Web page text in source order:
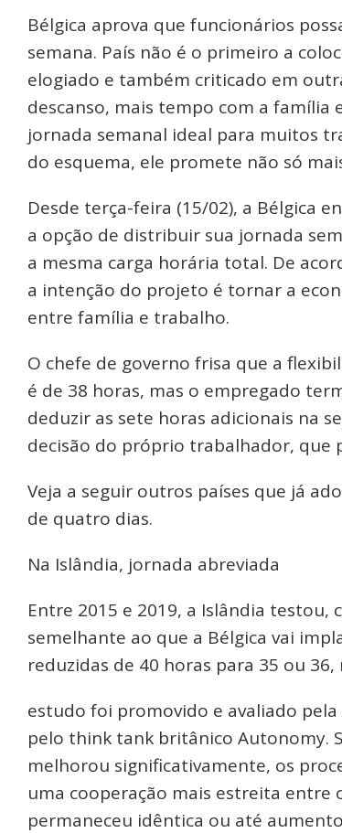
Bélgica aprova que funcionários
semana. País não é o primeiro a
elogiado e também criticado em
descanso, mais tempo com a família
jornada semanal ideal para muitos
do esquema, ele promete não só
Desde terça-feira (15/02), a Bélgica
a opção de distribuir sua jornada
a mesma carga horária total. De
a intenção do projeto é tornar a
entre família e trabalho.
O chefe de governo frisa que a
é de 38 horas, mas o empregado
deduzir as sete horas adicionais na
decisão do próprio trabalhador, que
Veja a seguir outros países que já
de quatro dias.
Na Islândia, jornada abreviada
Entre 2015 e 2019, a Islândia
semelhante ao que a Bélgica vai
reduzidas de 40 horas para 35 ou
estudo foi promovido e avaliado pela
pelo think tank britânico Autonomy.
melhorou significativamente, os
uma cooperação mais estreita entre
permaneceu idêntica ou até